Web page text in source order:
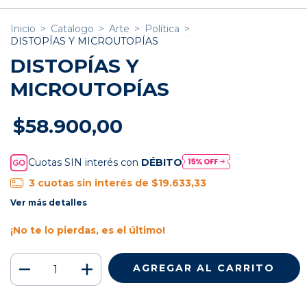
Inicio > Catalogo > Arte > Política >
DISTOPÍAS Y MICROUTOPÍAS
DISTOPÍAS Y
MICROUTOPÍAS
$58.900,00
Cuotas SIN interés con DÉBITO
3 cuotas sin interés de $19.633,33
Ver más detalles
¡No te lo pierdas, es el último!